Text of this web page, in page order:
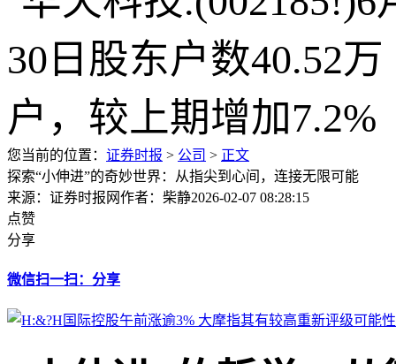
您当前的位置： 证券时报 > 公司 > 正文
探索“小伸进”的奇妙世界：从指尖到心间，连接无限可能
来源：证券时报网作者：柴静2026-02-07 08:28:15
点赞
分享
微信扫一扫：分享